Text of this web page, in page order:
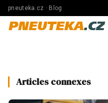
pneuteka.cz · Blog
PNEUTEKA.CZ
Articles connexes